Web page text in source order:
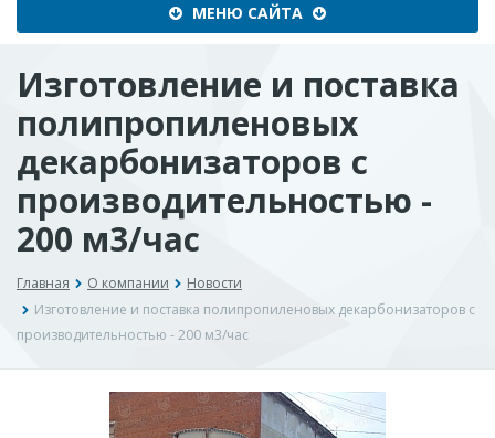
МЕНЮ САЙТА Меню
сайта
Изготовление и поставка
полипропиленовых
декарбонизаторов с
производительностью -
200 м3/час
Главная О компании
Новости
Изготовление и поставка полипропиленовых декарбонизаторов с
производительностью - 200 м3/час